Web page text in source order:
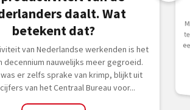
daalt. Wat
betekent dat?
van Nederlandse werkenden is het
decennium nauwelijks meer gegroeid.
er zelfs sprake van krimp, blijkt uit
van het Centraal Bureau voor...